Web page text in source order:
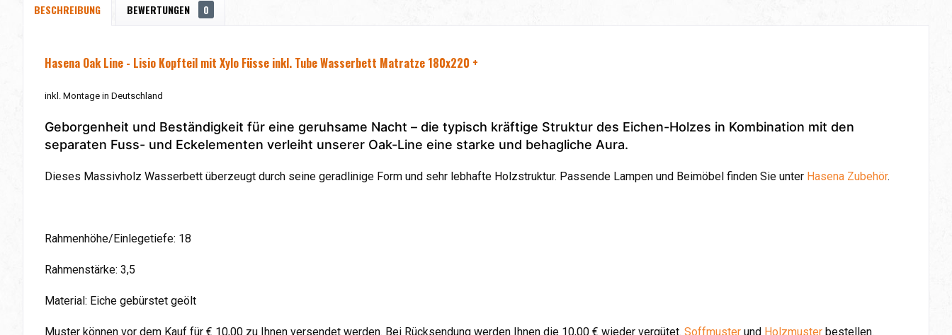
BESCHREIBUNG BEWERTUNGEN 0
Hasena Oak Line - Lisio Kopfteil mit Xylo Füsse inkl. Tube Wasserbett Matratze 180x220 +
inkl. Montage in Deutschland
Geborgenheit und Beständigkeit für eine geruhsame Nacht – die typisch kräftige Struktur des Eichen-Holzes in Kombination mit den
separaten Fuss- und Eckelementen verleiht unserer Oak-Line eine starke und behagliche Aura.
Dieses Massivholz Wasserbett überzeugt durch seine geradlinige Form und sehr lebhafte Holzstruktur. Passende Lampen und Beimöbel finden Sie unter Hasena Zubehör.
Rahmenhöhe/Einlegetiefe: 18
Rahmenstärke: 3,5
Material: Eiche gebürstet geölt
Muster können vor dem Kauf für € 10,00 zu Ihnen versendet werden. Bei Rücksendung werden Ihnen die 10,00 € wieder vergütet. Soffmuster und Holzmuster bestellen.